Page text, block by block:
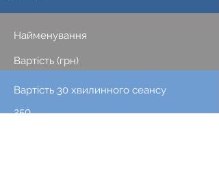
Найменування
Вартість (грн)
Вартість 30 хвилинного сеансу
250